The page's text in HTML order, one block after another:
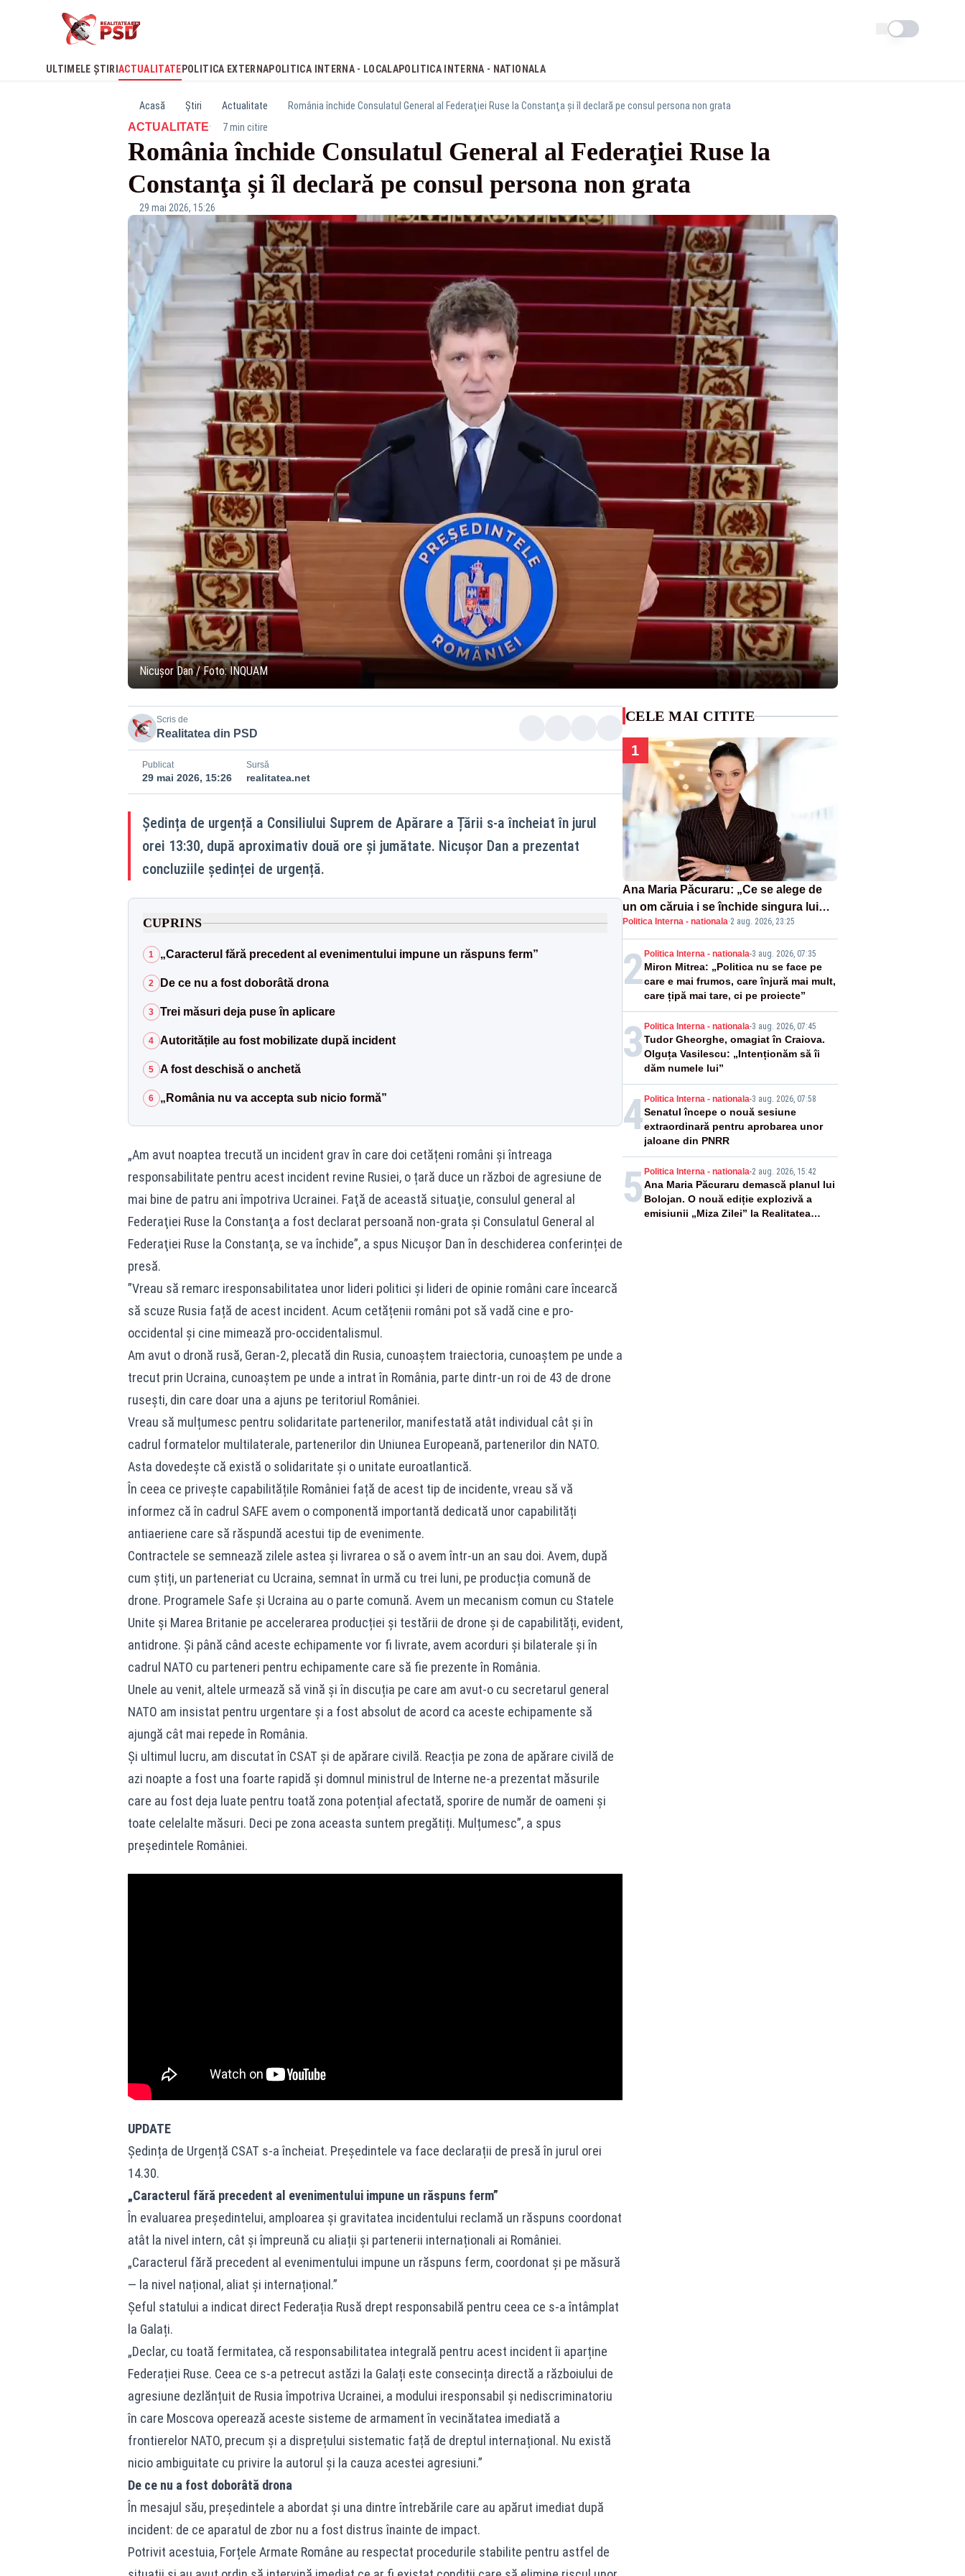
Schimba tema
ULTIMELE ȘTIRI ACTUALITATE POLITICA EXTERNAPOLITICA INTERNA - LOCALAPOLITICA INTERNA - NATIONALA
Acasă Știri Actualitate România închide Consulatul General al Federaţiei Ruse la Constanţa și îl declară pe consul persona non grata
ACTUALITATE· 7 min citire
România închide Consulatul General al Federaţiei Ruse la
Constanţa și îl declară pe consul persona non grata
29 mai 2026, 15:26
Nicușor Dan / Foto: INQUAM
Scris de
Realitatea din PSD
Publicat
29 mai 2026, 15:26
Sursă
realitatea.net
Ședința de urgență a Consiliului Suprem de Apărare a Țării s-a încheiat în jurul
orei 13:30, după aproximativ două ore și jumătate. Nicușor Dan a prezentat
concluziile ședinței de urgență.
CUPRINS
1 „Caracterul fără precedent al evenimentului impune un răspuns ferm”
2 De ce nu a fost doborâtă drona
3 Trei măsuri deja puse în aplicare
4 Autoritățile au fost mobilizate după incident
5 A fost deschisă o anchetă
6 „România nu va accepta sub nicio formă”
„Am avut noaptea trecută un incident grav în care doi cetățeni români și întreaga
responsabilitate pentru acest incident revine Rusiei, o țară duce un război de agresiune de
mai bine de patru ani împotriva Ucrainei. Faţă de această situaţie, consulul general al
Federaţiei Ruse la Constanţa a fost declarat persoană non-grata şi Consulatul General al
Federaţiei Ruse la Constanţa, se va închide”, a spus Nicușor Dan în deschiderea conferinței de
presă.
”Vreau să remarc iresponsabilitatea unor lideri politici și lideri de opinie români care încearcă
să scuze Rusia față de acest incident. Acum cetățenii români pot să vadă cine e pro-
occidental și cine mimează pro-occidentalismul.
Am avut o dronă rusă, Geran-2, plecată din Rusia, cunoaștem traiectoria, cunoaștem pe unde a
trecut prin Ucraina, cunoaștem pe unde a intrat în România, parte dintr-un roi de 43 de drone
rusești, din care doar una a ajuns pe teritoriul României.
Vreau să mulțumesc pentru solidaritate partenerilor, manifestată atât individual cât și în
cadrul formatelor multilaterale, partenerilor din Uniunea Europeană, partenerilor din NATO.
Asta dovedește că există o solidaritate și o unitate euroatlantică.
În ceea ce privește capabilitățile României față de acest tip de incidente, vreau să vă
informez că în cadrul SAFE avem o componentă importantă dedicată unor capabilități
antiaeriene care să răspundă acestui tip de evenimente.
Contractele se semnează zilele astea și livrarea o să o avem într-un an sau doi. Avem, după
cum știți, un parteneriat cu Ucraina, semnat în urmă cu trei luni, pe producția comună de
drone. Programele Safe și Ucraina au o parte comună. Avem un mecanism comun cu Statele
Unite și Marea Britanie pe accelerarea producției și testării de drone și de capabilități, evident,
antidrone. Și până când aceste echipamente vor fi livrate, avem acorduri și bilaterale și în
cadrul NATO cu parteneri pentru echipamente care să fie prezente în România.
Unele au venit, altele urmează să vină și în discuția pe care am avut-o cu secretarul general
NATO am insistat pentru urgentare și a fost absolut de acord ca aceste echipamente să
ajungă cât mai repede în România.
Și ultimul lucru, am discutat în CSAT și de apărare civilă. Reacția pe zona de apărare civilă de
azi noapte a fost una foarte rapidă și domnul ministrul de Interne ne-a prezentat măsurile
care au fost deja luate pentru toată zona potențial afectată, sporire de număr de oameni și
toate celelalte măsuri. Deci pe zona aceasta suntem pregătiți. Mulțumesc”, a spus
președintele României.
UPDATE
Ședința de Urgență CSAT s-a încheiat. Președintele va face declarații de presă în jurul orei
14.30.
„Caracterul fără precedent al evenimentului impune un răspuns ferm”
În evaluarea președintelui, amploarea și gravitatea incidentului reclamă un răspuns coordonat
atât la nivel intern, cât și împreună cu aliații și partenerii internaționali ai României.
„Caracterul fără precedent al evenimentului impune un răspuns ferm, coordonat și pe măsură
— la nivel național, aliat și internațional.”
Șeful statului a indicat direct Federația Rusă drept responsabilă pentru ceea ce s-a întâmplat
la Galați.
„Declar, cu toată fermitatea, că responsabilitatea integrală pentru acest incident îi aparține
Federației Ruse. Ceea ce s-a petrecut astăzi la Galați este consecința directă a războiului de
agresiune dezlănțuit de Rusia împotriva Ucrainei, a modului iresponsabil și nediscriminatoriu
în care Moscova operează aceste sisteme de armament în vecinătatea imediată a
frontierelor NATO, precum și a disprețului sistematic față de dreptul internațional. Nu există
nicio ambiguitate cu privire la autorul și la cauza acestei agresiuni.”
De ce nu a fost doborâtă drona
În mesajul său, președintele a abordat și una dintre întrebările care au apărut imediat după
incident: de ce aparatul de zbor nu a fost distrus înainte de impact.
Potrivit acestuia, Forțele Armate Române au respectat procedurile stabilite pentru astfel de
CELE MAI CITITE
1
Ana Maria Păcuraru: „Ce se alege de
un om căruia i se închide singura lui
portiță?”
Politica Interna - nationala·2 aug. 2026, 23:25
2 Politica Interna - nationala-3 aug. 2026, 07:35
Miron Mitrea: „Politica nu se face pe
care e mai frumos, care înjură mai mult,
care țipă mai tare, ci pe proiecte”
3 Politica Interna - nationala-3 aug. 2026, 07:45
Tudor Gheorghe, omagiat în Craiova.
Olguța Vasilescu: „Intenționăm să îi
dăm numele lui”
4 Politica Interna - nationala-3 aug. 2026, 07:58
Senatul începe o nouă sesiune
extraordinară pentru aprobarea unor
jaloane din PNRR
5 Politica Interna - nationala-2 aug. 2026, 15:42
Ana Maria Păcuraru demască planul lui
Bolojan. O nouă ediție explozivă a
emisiunii „Miza Zilei” la Realitatea